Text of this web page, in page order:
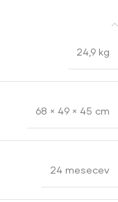
24,9 kg
68 × 49 × 45 cm
24 mesecev